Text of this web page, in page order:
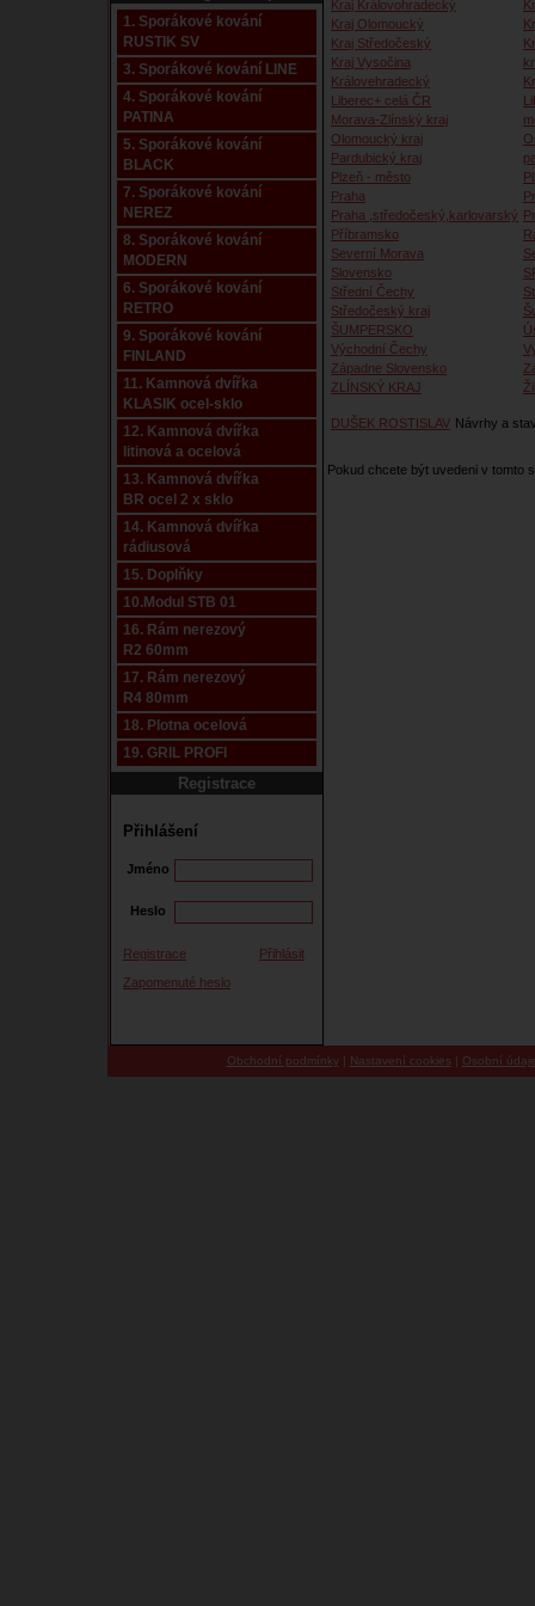
1. Sporákové kování
RUSTIK SV
3. Sporákové kování LINE
4. Sporákové kování
PATINA
5. Sporákové kování
BLACK
7. Sporákové kování
NEREZ
8. Sporákové kování
MODERN
6. Sporákové kování
RETRO
9. Sporákové kování
FINLAND
11. Kamnová dvířka
KLASIK ocel-sklo
12. Kamnová dvířka
litinová a ocelová
13. Kamnová dvířka
BR ocel 2 x sklo
14. Kamnová dvířka
rádiusová
15. Doplňky
10.Modul STB 01
16. Rám nerezový
R2 60mm
17. Rám nerezový
R4 80mm
18. Plotna ocelová
19. GRIL PROFI
Registrace
Přihlášení
Jméno
Heslo
Registrace
Přihlásit
Zapomenuté heslo
Kraj Královohradecký
Kraj Olomoucký
Kraj Středočeský
Kraj Vysočina
Královehradecký
Liberec+ celá ČR
Morava-Zlínský kraj
Olomoucký kraj
Pardubický kraj
Plzeň - město
Praha
Praha ,středočeský,karlovarský
Příbramsko
Severní Morava
Slovensko
Střední Čechy
Středočeský kraj
ŠUMPERSKO
Východní Čechy
Západne Slovensko
ZLÍNSKÝ KRAJ
DUŠEK ROSTISLAV Návrhy a
Pokud chcete být uvedeni v tomto
Obchodní podmínky| Nastavení cookies | Osobní